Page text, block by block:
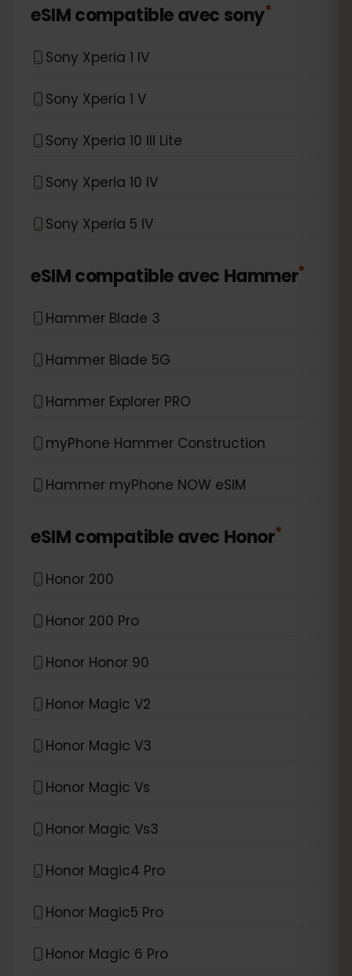
eSIM compatible avec sony*
Sony Xperia 1 IV
Sony Xperia 1 V
Sony Xperia 10 III Lite
Sony Xperia 10 IV
Sony Xperia 5 IV
eSIM compatible avec Hammer*
Hammer Blade 3
Hammer Blade 5G
Hammer Explorer PRO
myPhone Hammer Construction
Hammer myPhone NOW eSIM
eSIM compatible avec Honor*
Honor 200
Honor 200 Pro
Honor Honor 90
Honor Magic V2
Honor Magic V3
Honor Magic Vs
Honor Magic Vs3
Honor Magic4 Pro
Honor Magic5 Pro
Honor Magic 6 Pro